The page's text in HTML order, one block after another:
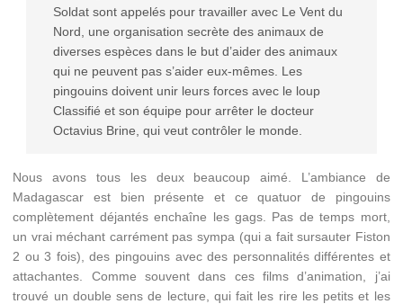
Soldat sont appelés pour travailler avec Le Vent du
Nord, une organisation secrète des animaux de
diverses espèces dans le but d’aider des animaux
qui ne peuvent pas s’aider eux-mêmes. Les
pingouins doivent unir leurs forces avec le loup
Classifié et son équipe pour arrêter le docteur
Octavius Brine, qui veut contrôler le monde.
Nous avons tous les deux beaucoup aimé. L’ambiance de
Madagascar est bien présente et ce quatuor de pingouins
complètement déjantés enchaîne les gags. Pas de temps mort,
un vrai méchant carrément pas sympa (qui a fait sursauter Fiston
2 ou 3 fois), des pingouins avec des personnalités différentes et
attachantes. Comme souvent dans ces films d’animation, j’ai
trouvé un double sens de lecture, qui fait les rire les petits et les